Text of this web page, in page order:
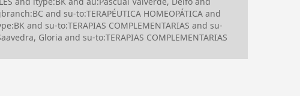
and su-to:TERAPÉUTICA HOMEOPÁTICA and
and su-to:TERAPIAS COMPLEMENTARIAS and su-
Gloria and su-to:TERAPIAS COMPLEMENTARIAS